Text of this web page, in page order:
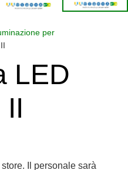
per
LED
Il personale sarà